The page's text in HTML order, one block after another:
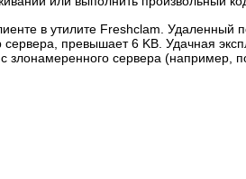
в утилите Freshclam. Удаленный
превышает 6 KB. Удачная
злонамеренного сервера (например,